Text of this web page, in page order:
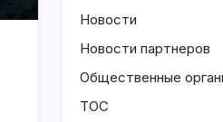
Новости
Новости партнеров
Общественные
ТОС